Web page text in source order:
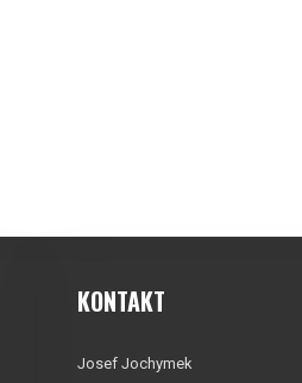
KONTAKT
Josef Jochymek